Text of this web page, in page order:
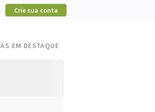
Crie sua conta
EM DESTAQUE